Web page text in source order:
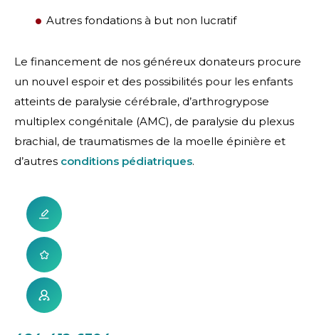
Autres fondations à but non lucratif
Le financement de nos généreux donateurs procure
un nouvel espoir et des possibilités pour les enfants
atteints de paralysie cérébrale, d’arthrogrypose
multiplex congénitale (AMC), de paralysie du plexus
brachial, de traumatismes de la moelle épinière et
d’autres conditions pédiatriques.